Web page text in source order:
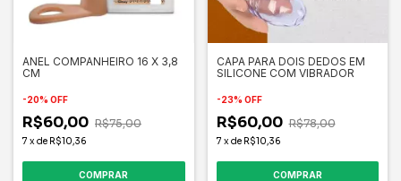
ANEL COMPANHEIRO 16 X 3,8
CM
-20% OFF
R$60,00 R$75,00
7 xde R$10,36
CAPA PARA DOIS DEDOS EM
SILICONE COM VIBRADOR
-23% OFF
R$60,00 R$78,00
7 xde R$10,36